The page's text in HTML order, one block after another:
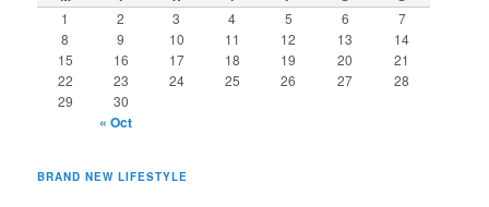
1 2 3 4 5 6
7
8
9 10 11 12 13
14
15
16 17 18 19 20
21
22
23 24 25 26 27
28
29
30
« Oct
BRAND NEW LIFESTYLE